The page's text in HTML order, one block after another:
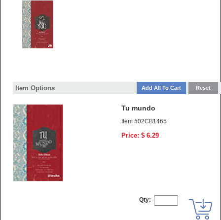
Item Options
Tu mundo
Item #02CB1465
Price: $ 6.29
Qty: